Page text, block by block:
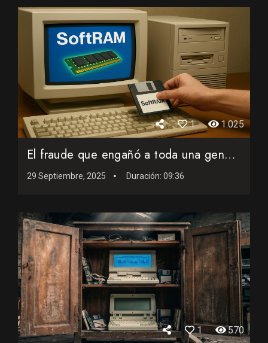
1 1.025
El fraude que engañó a toda una generación retro
29 Septiembre, 2025 Duración: 09:36
1 570